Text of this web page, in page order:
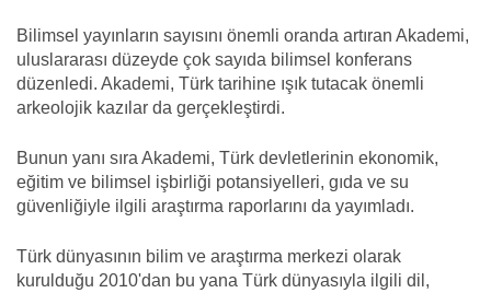
Bilimsel yayınların sayısını önemli oranda artıran Akademi,
uluslararası düzeyde çok sayıda bilimsel konferans
düzenledi. Akademi, Türk tarihine ışık tutacak önemli
arkeolojik kazılar da gerçekleştirdi.
Bunun yanı sıra Akademi, Türk devletlerinin ekonomik,
eğitim ve bilimsel işbirliği potansiyelleri, gıda ve su
güvenliğiyle ilgili araştırma raporlarını da yayımladı.
Türk dünyasının bilim ve araştırma merkezi olarak
kurulduğu 2010'dan bu yana Türk dünyasıyla ilgili dil,